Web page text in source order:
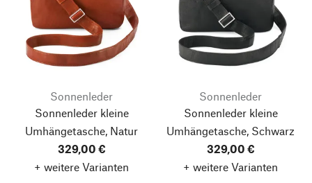
Sonnenleder
Sonnenleder kleine
Umhängetasche, Natur
329,00 €
+ weitere Varianten
Sonnenleder
Sonnenleder kleine
Umhängetasche, Schwarz
329,00 €
+ weitere Varianten